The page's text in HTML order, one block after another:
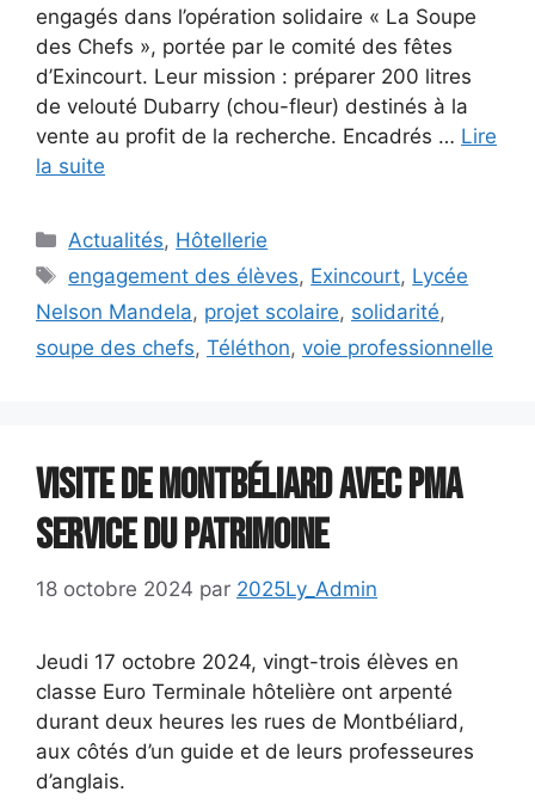
engagés dans l’opération solidaire « La Soupe
des Chefs », portée par le comité des fêtes
d’Exincourt. Leur mission : préparer 200 litres
de velouté Dubarry (chou-fleur) destinés à la
vente au profit de la recherche. Encadrés … Lire
la suite
Catégories
Actualités, Hôtellerie
Étiquettes
engagement des élèves, Exincourt, Lycée
Nelson Mandela, projet scolaire, solidarité,
soupe des chefs, Téléthon, voie professionnelle
Visite de Montbéliard avec PMA
service du Patrimoine
18 octobre 2024 par 2025Ly_Admin
Jeudi 17 octobre 2024, vingt-trois élèves en
classe Euro Terminale hôtelière ont arpenté
durant deux heures les rues de Montbéliard,
aux côtés d’un guide et de leurs professeures
d’anglais.